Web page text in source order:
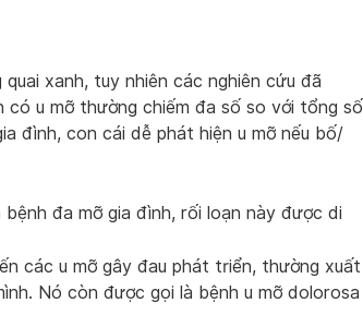
xanh, tuy nhiên các nghiên cứu đã
u mỡ thường chiếm đa số so với tổng số
đình, con cái dễ phát hiện u mỡ nếu bố/
đa mỡ gia đình, rối loạn này được di
các u mỡ gây đau phát triển, thường xuất
Nó còn được gọi là bệnh u mỡ dolorosa